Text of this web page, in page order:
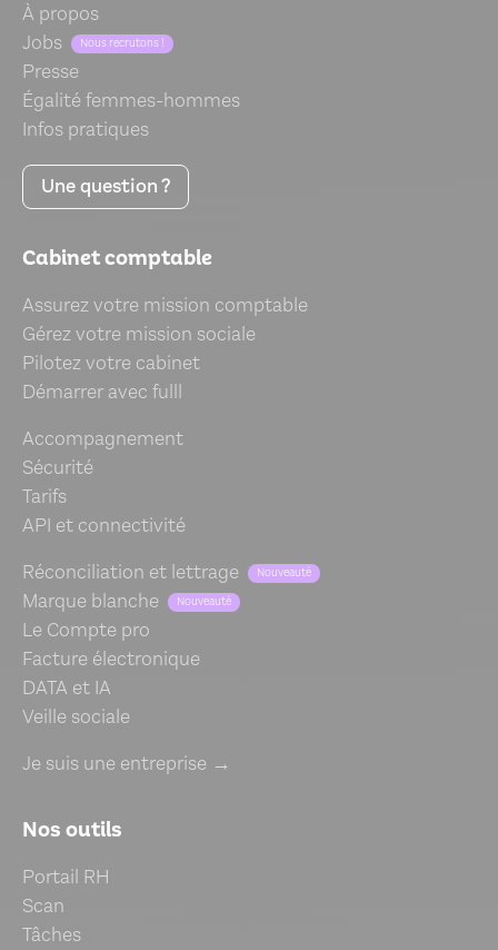
À propos
Jobs
Nous recrutons !
Presse
Égalité femmes-hommes
Infos pratiques
Une question ?
Cabinet comptable
Assurez votre mission comptable
Gérez votre mission sociale
Pilotez votre cabinet
Démarrer avec fulll
Accompagnement
Sécurité
Tarifs
API et connectivité
Réconciliation et lettrage
Nouveauté
Marque blanche Nouveauté
Le Compte pro
Facture électronique
DATA et IA
Veille sociale
Je suis une entreprise →
Nos outils
Portail RH
Scan
Tâches